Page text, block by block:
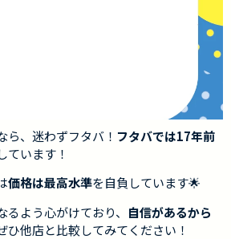
ら、迷わずフタバ！ フタバでは17年前
ています！
価格は最高水準を自負しています🌟
るよう心がけており、 自信があるから
ひ他店と比較してみてください！